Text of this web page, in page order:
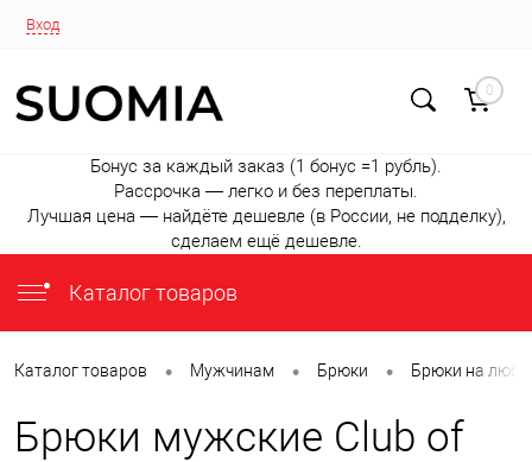
Вход
0
Бонус за каждый заказ (1 бонус =1 рубль).
Рассрочка — легко и без переплаты.
Лучшая цена — найдёте дешевле (в России, не подделку),
сделаем ещё дешевле.
Каталог товаров
Каталог товаров • Мужчинам • Брюки • Брюки на
Брюки мужские Club of